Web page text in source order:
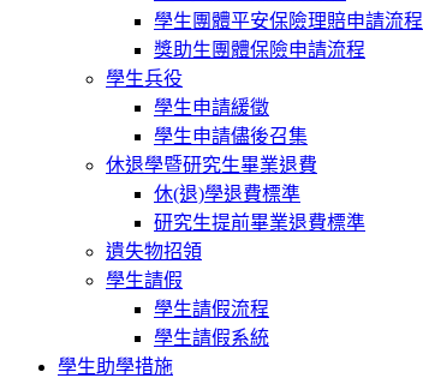
學生團體平安保險理賠申請流程
獎助生團體保險申請流程
學生兵役
學生申請緩徵
學生申請儘後召集
休退學暨研究生畢業退費
休(退)學退費標準
研究生提前畢業退費標準
遺失物招領
學生請假
學生請假流程
學生請假系統
學生助學措施